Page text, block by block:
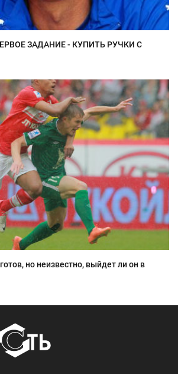
ЗАДАНИЕ - КУПИТЬ РУЧКИ С
но неизвестно, выйдет ли он в